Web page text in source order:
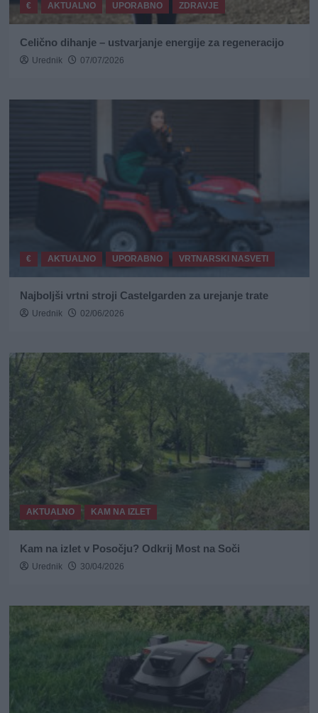
€ AKTUALNO UPORABNO ZDRAVJE
Celično dihanje – ustvarjanje energije za regeneracijo
Urednik 07/07/2026
€ AKTUALNO UPORABNO VRTNARSKI NASVETI
Najboljši vrtni stroji Castelgarden za urejanje trate
Urednik 02/06/2026
AKTUALNO KAM NA IZLET
Kam na izlet v Posočju? Odkrij Most na Soči
Urednik 30/04/2026